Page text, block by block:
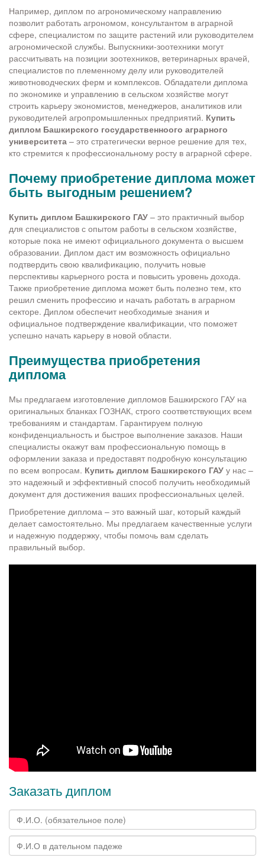
Например, диплом по агрономическому направлению
позволит работать агрономом, консультантом в аграрной
сфере, специалистом по защите растений или руководителем
агрономической службы. Выпускники-зоотехники могут
рассчитывать на позиции зоотехников, ветеринарных врачей,
специалистов по племенному делу или руководителей
животноводческих ферм и комплексов. Обладатели диплома
по экономике и управлению в сельском хозяйстве могут
строить карьеру экономистов, менеджеров, аналитиков или
руководителей агропромышленных предприятий. Купить
диплом Башкирского государственноого аграрного
университета – это стратегически верное решение для тех,
кто стремится к профессиональному росту в аграрной сфере.
Почему приобретение диплома может
быть выгодным решением?
Купить диплом Башкирского ГАУ – это практичный выбор
для специалистов с опытом работы в сельском хозяйстве,
которые пока не имеют официального документа о высшем
образовании. Диплом даст им возможность официально
подтвердить свою квалификацию, получить новые
перспективы карьерного роста и повысить уровень дохода.
Также приобретение диплома может быть полезно тем, кто
решил сменить профессию и начать работать в аграрном
секторе. Диплом обеспечит необходимые знания и
официальное подтверждение квалификации, что поможет
успешно начать карьеру в новой области.
Преимущества приобретения
диплома
Мы предлагаем изготовление дипломов Башкирского ГАУ на
оригинальных бланках ГОЗНАК, строго соответствующих всем
требованиям и стандартам. Гарантируем полную
конфиденциальность и быстрое выполнение заказов. Наши
специалисты окажут вам профессиональную помощь в
оформлении заказа и предоставят подробную консультацию
по всем вопросам. Купить диплом Башкирского ГАУ у нас –
это надежный и эффективный способ получить необходимый
документ для достижения ваших профессиональных целей.
Приобретение диплома – это важный шаг, который каждый
делает самостоятельно. Мы предлагаем качественные услуги
и надежную поддержку, чтобы помочь вам сделать
правильный выбор.
Заказать диплом